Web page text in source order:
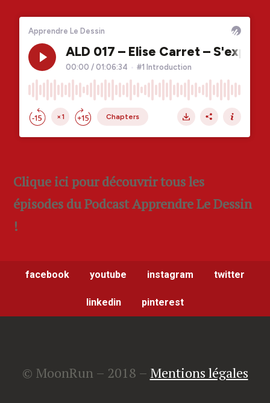
Clique ici pour découvrir tous les
épisodes du Podcast Apprendre Le Dessin
!
facebook youtube instagram twitter
linkedin pinterest
© MoonRun – 2018 – Mentions légales